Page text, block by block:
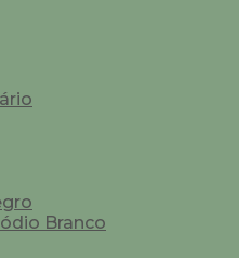
Branco